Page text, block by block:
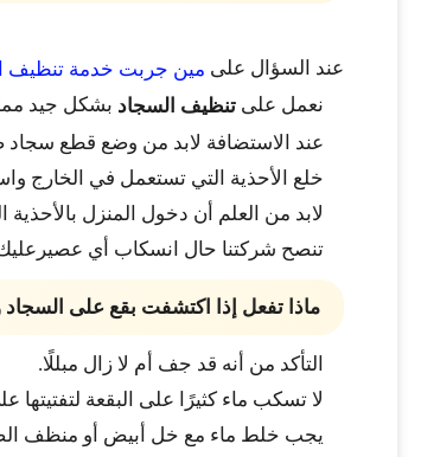
عند السؤال على مين جربت خدمة تنظيف
نعمل على تنظيف السجاد بشكل جيد
عند الاستضافة لابد من وضع قطع سجاد
خلع الأحذية التي تستعمل في الخارج
لابد من العلم أن دخول المنزل بالأحذية
تنصح شركتنا حال انسكاب أي عصيرعليك
ماذا تفعل إذا اكتشفت بقع على
التأكد من أنه قد جف أم لا زال مبللًا.
لا تسكب ماء كثيرًا على البقعة
يجب خلط ماء مع خل أبيض أو منظف